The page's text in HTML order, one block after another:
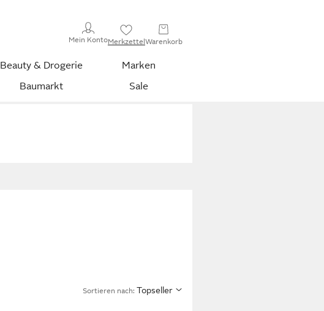
Mein KontoMerkzettelWarenkorb
Beauty & Drogerie
Marken
Baumarkt Sale
Sortieren nach: Topseller